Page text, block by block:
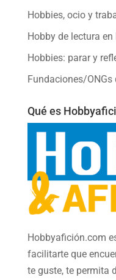
Hobbies, ocio y
Hobby de lectura
Hobbies: parar y
Fundaciones/
Qué es
Hobbyafición.com
facilitarte que
te guste, te permita